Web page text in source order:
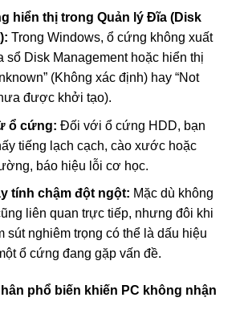
hiển thị trong Quản lý Đĩa (Disk
Trong Windows, ổ cứng không xuất
sổ Disk Management hoặc hiển thị
(Không xác định) hay “Not
được khởi tạo).
ổ cứng: Đối với ổ cứng HDD, bạn
tiếng lạch cạch, cào xước hoặc
báo hiệu lỗi cơ học.
tính chậm đột ngột: Mặc dù không
liên quan trực tiếp, nhưng đôi khi
sút nghiêm trọng có thể là dấu hiệu
ổ cứng đang gặp vấn đề.
phổ biến khiến PC không nhận